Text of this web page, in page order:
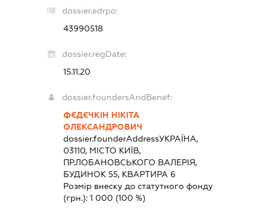
dossier.edrpo:
43990518
dossier.regDate:
15.11.20
dossier.foundersAndBenef:
ФЄДЄЧКІН НІКІТА
ОЛЕКСАНДРОВИЧ
dossier.founderAddressУКРАЇНА,
03110, МІСТО КИЇВ,
ПР.ЛОБАНОВСЬКОГО ВАЛЕРІЯ,
БУДИНОК 55, КВАРТИРА 6
Розмір внеску до статутного фонду
(грн.): 1 000 (100 %)